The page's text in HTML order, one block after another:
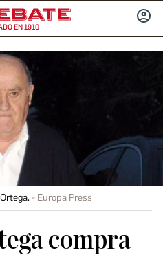
EN 1910
Europa Press
compra